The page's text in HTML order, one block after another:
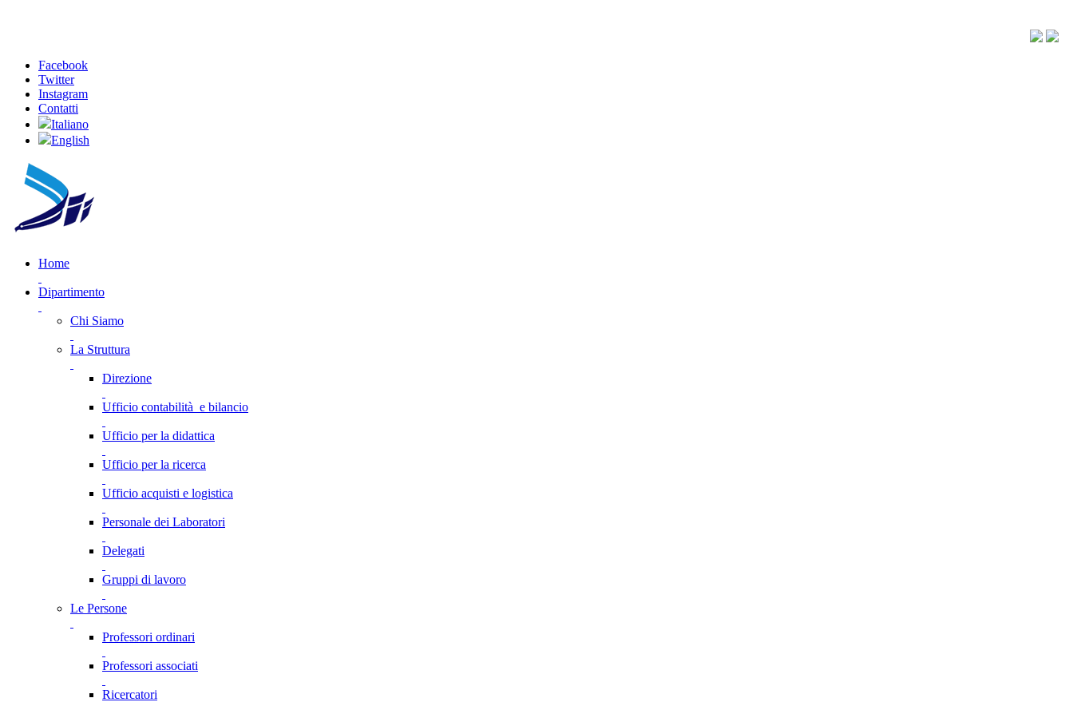
Facebook
Twitter
Instagram
Contatti
Italiano
English
Home
Dipartimento
Chi Siamo
La Struttura
Direzione
Ufficio contabilità e bilancio
Ufficio per la didattica
Ufficio per la ricerca
Ufficio acquisti e logistica
Personale dei Laboratori
Delegati
Gruppi di lavoro
Le Persone
Professori ordinari
Professori associati
Ricercatori